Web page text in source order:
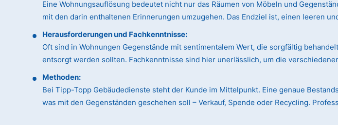
Eine Wohnungsauflösung bedeutet nicht nur das Räumen von Möbeln und
mit den darin enthaltenen Erinnerungen umzugehen. Das Endziel ist, einen leeren
Herausforderungen und Fachkenntnisse:
Oft sind in Wohnungen Gegenstände mit sentimentalem Wert, die sorgfältig
entsorgt werden sollten. Fachkenntnisse sind hier unerlässlich, um die
Methoden:
Bei Tipp-Topp Gebäudedienste steht der Kunde im Mittelpunkt. Eine genaue
was mit den Gegenständen geschehen soll – Verkauf, Spende oder Recycling.